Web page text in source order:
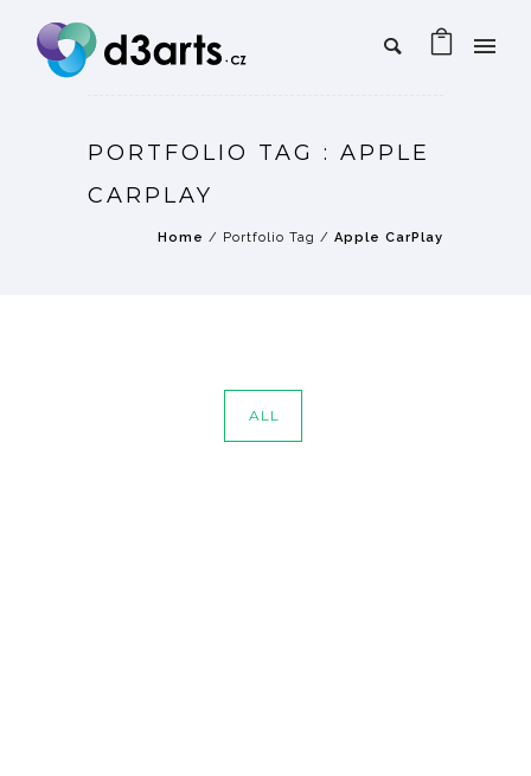
PORTFOLIO TAG : APPLE
CARPLAY
Home / Portfolio Tag / Apple CarPlay
ALL